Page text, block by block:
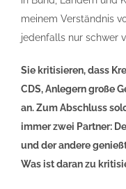
meinem Verständnis
jedenfalls nur schwer
Sie kritisieren, dass
CDS, Anlegern große
an. Zum Abschluss
immer zwei Partner:
und der andere
Was ist daran zu